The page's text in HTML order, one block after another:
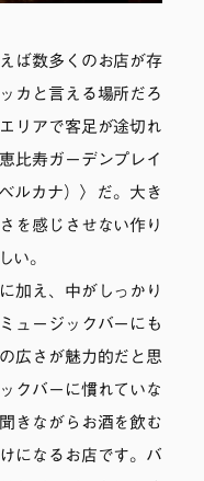
ば数多くのお店が存
カと言える場所だろ
リアで客足が途切れ
比寿ガーデンプレイ
ルカナ）〉だ。大き
を感じさせない作り
い。
加え、中がしっかり
ュージックバーにも
広さが魅力的だと思
クバーに慣れていな
きながらお酒を飲む
になるお店です。バ